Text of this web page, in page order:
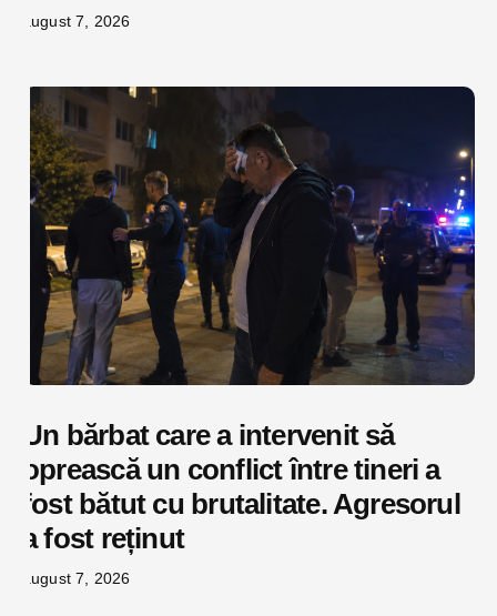
august 7, 2026
Un bărbat care a intervenit să
oprească un conflict între tineri a
fost bătut cu brutalitate. Agresorul
a fost reținut
august 7, 2026